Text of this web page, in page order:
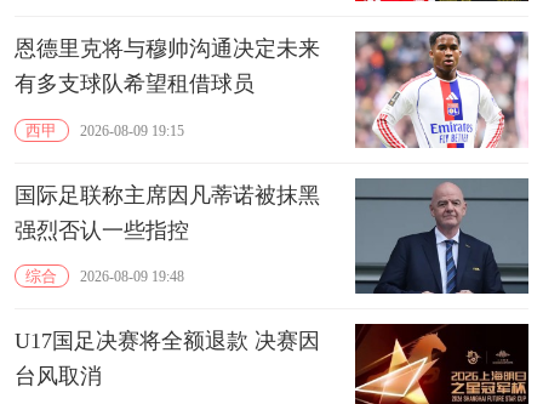
恩德里克将与穆帅沟通决定未来
有多支球队希望租借球员
西甲 2026-08-09 19:15
国际足联称主席因凡蒂诺被抹黑
强烈否认一些指控
综合 2026-08-09 19:48
U17国足决赛将全额退款 决赛因
台风取消